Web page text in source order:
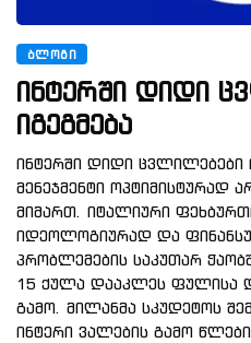
ᲑᲚᲝᲒᲘ
ინტერში დიდი
იგეგმება
ინტერში დიდი ცვლილებები
მენეჯმენტი ოპტიმისტურად
მიმართ. იტალიური
იდეოლოგიურად და
პრობლემების საკუთარ
15 ქულა დააკლეს ფულისა
გამო. მილანმა სკუდეტოს
ინტერი ვალების გამო